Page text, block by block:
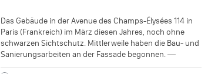
Das Gebäude in der Avenue des Champs-Élysées 114 in
Paris (Frankreich) im März diesen Jahres, noch ohne
schwarzen Sichtschutz. Mittlerweile haben die Bau- und
Sanierungsarbeiten an der Fassade begonnen. —
#AppleChampsÉlysées #AppleStore...